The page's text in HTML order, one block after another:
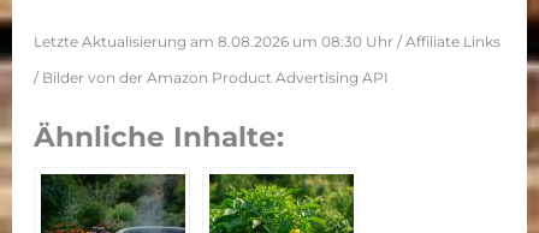
Letzte Aktualisierung am 8.08.2026 um 08:30 Uhr / Affiliate Links
/ Bilder von der Amazon Product Advertising API
Ähnliche Inhalte: